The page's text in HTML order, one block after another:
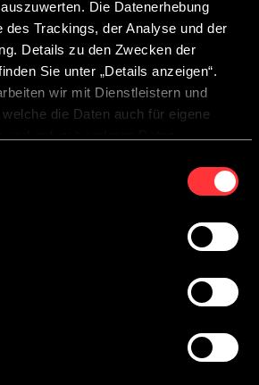
Die Datenerhebung
des Trackings, der Analyse und der
Details zu den Zwecken der
Sie unter „Details anzeigen“.
wir mit Dienstleistern und
die Daten auch für eigene
Schaltfläche „Cookies zulassen“
Sie Ihre Einwilligung zur Verarbeitung
Zwecken. Sie ist freiwillig,
durch Anklicken der
widerrufen“. Weitere Hinweise